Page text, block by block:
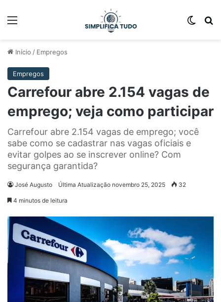
Início / Empregos
Empregos
Carrefour abre 2.154 vagas de
emprego; veja como participar
Carrefour abre 2.154 vagas de emprego; você
sabe como se cadastrar nas vagas oficiais e
evitar golpes ao se inscrever online? Com
segurança garantida?
José Augusto Última Atualização novembro 25, 2025 32
4 minutos de leitura